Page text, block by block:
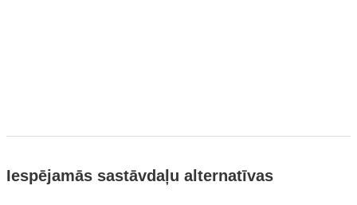
Iespējamās sastāvdaļu alternatīvas